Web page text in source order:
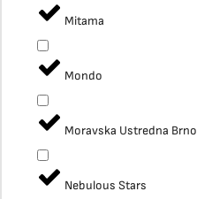
Mitama
Mondo
Moravska Ustredna Brno
Nebulous Stars